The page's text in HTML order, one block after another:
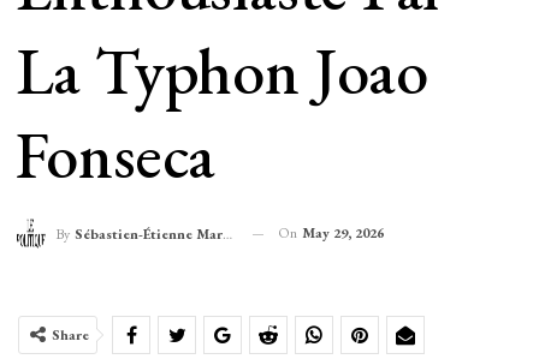
La Typhon Joao
Fonseca
By Sébastien-Étienne Marechal On May 29, 2026
Share